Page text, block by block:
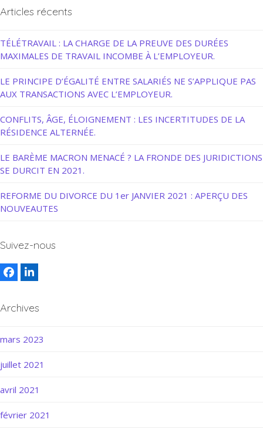
Articles récents
TÉLÉTRAVAIL : LA CHARGE DE LA PREUVE DES DURÉES
MAXIMALES DE TRAVAIL INCOMBE À L’EMPLOYEUR.
LE PRINCIPE D’ÉGALITÉ ENTRE SALARIÉS NE S’APPLIQUE PAS
AUX TRANSACTIONS AVEC L’EMPLOYEUR.
CONFLITS, ÂGE, ÉLOIGNEMENT : LES INCERTITUDES DE LA
RÉSIDENCE ALTERNÉE.
LE BARÈME MACRON MENACÉ ? LA FRONDE DES JURIDICTIONS
SE DURCIT EN 2021.
REFORME DU DIVORCE DU 1er JANVIER 2021 : APERÇU DES
NOUVEAUTES
Suivez-nous
Facebook
LinkedIn
Archives
mars 2023
juillet 2021
avril 2021
février 2021